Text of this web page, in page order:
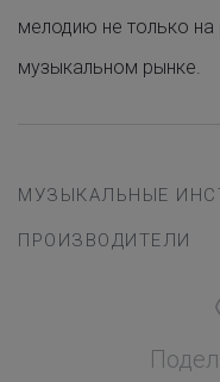
мелодию не только
музыкальном рынке.
МУЗЫКАЛЬНЫЕ
ПРОИЗВОДИТЕЛИ